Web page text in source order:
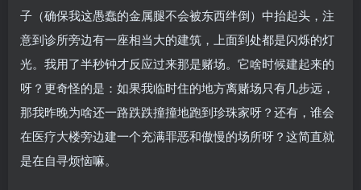
子（确保我这愚蠢的金属腿不会被东西绊倒）中抬起头，注
意到诊所旁边有一座相当大的建筑，上面到处都是闪烁的灯
光。我用了半秒钟才反应过来那是赌场。它啥时候建起来的
呀？更奇怪的是：如果我临时住的地方离赌场只有几步远，
那我昨晚为啥还一路跌跌撞撞地跑到珍珠家呀？还有，谁会
在医疗大楼旁边建一个充满罪恶和傲慢的场所呀？这简直就
是在自寻烦恼嘛。